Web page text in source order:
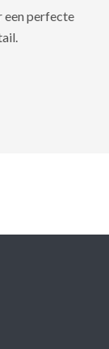
perfecte